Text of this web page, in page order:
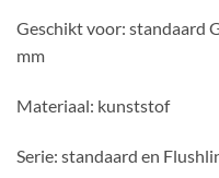
Geschikt voor: standaard
mm
Materiaal: kunststof
Serie: standaard en